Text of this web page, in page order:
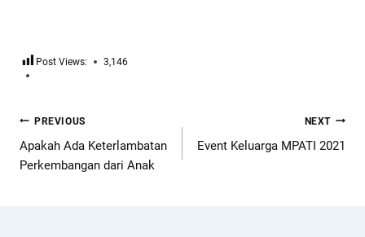
Post Views: 3,146
PREVIOUS
Apakah Ada Keterlambatan
Perkembangan dari Anak
NEXT
Event Keluarga MPATI 2021